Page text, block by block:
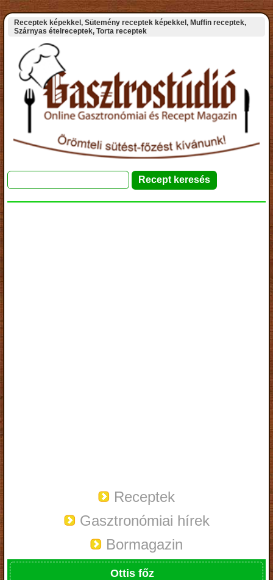
Receptek képekkel, Sütemény receptek képekkel, Muffin receptek,
Szárnyas ételreceptek, Torta receptek
Receptek
Gasztronómiai hírek
Bormagazin
Ottis főz